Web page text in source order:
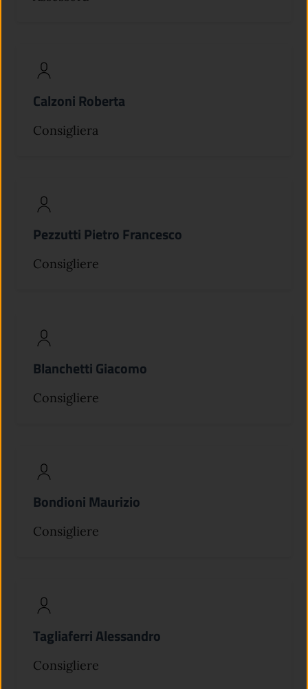
Calzoni Roberta
Consigliera
Pezzutti Pietro Francesco
Consigliere
Blanchetti Giacomo
Consigliere
Bondioni Maurizio
Consigliere
Tagliaferri Alessandro
Consigliere